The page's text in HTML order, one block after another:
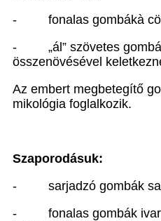
-
fonalas gombákà
-
„ál” szövetes
összenövésével
Az embert megbetegítő
mikológia foglalkozik.
Szaporodásuk:
-
sarjadzó gombák
-
fonalas gombák